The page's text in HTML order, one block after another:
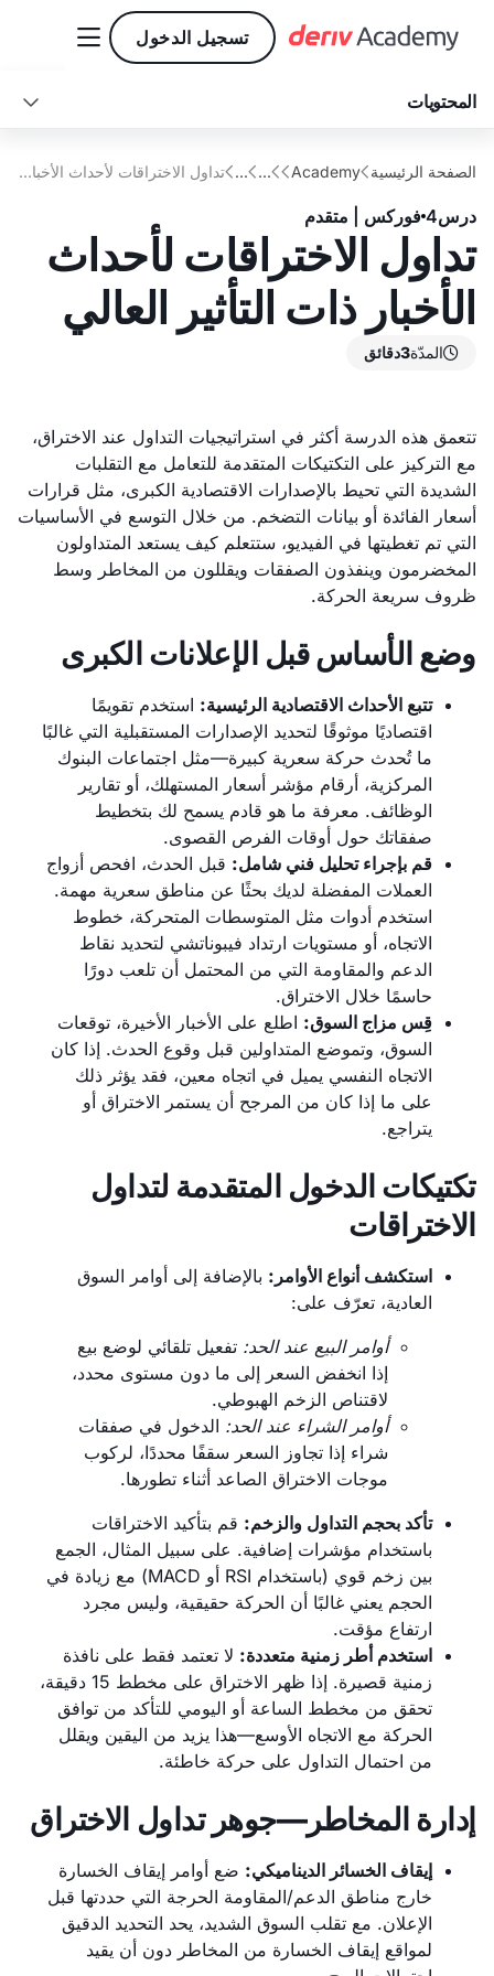
تسجيل الدخول 
الصفحة الرئيسية 
Academy


...

...
 تداول الاختراقات لأحداث الأخبار ذات التأثير العالي
درس4 فوركس | متقدم
تداول الاختراقات لأحداث
الأخبار ذات التأثير العالي
المدّة3دقائق
تتعمق هذه الدرسة أكثر في استراتيجيات التداول عند الاختراق،
مع التركيز على التكتيكات المتقدمة للتعامل مع التقلبات
الشديدة التي تحيط بالإصدارات الاقتصادية الكبرى، مثل قرارات
أسعار الفائدة أو بيانات التضخم. من خلال التوسع في الأساسيات
التي تم تغطيتها في الفيديو، ستتعلم كيف يستعد المتداولون
المخضرمون وينفذون الصفقات ويقللون من المخاطر وسط
ظروف سريعة الحركة.
وضع الأساس قبل الإعلانات الكبرى
تتبع الأحداث الاقتصادية الرئيسية: استخدم تقويمًا
اقتصاديًا موثوقًا لتحديد الإصدارات المستقبلية التي غالبًا
ما تُحدث حركة سعرية كبيرة—مثل اجتماعات البنوك
المركزية، أرقام مؤشر أسعار المستهلك، أو تقارير
الوظائف. معرفة ما هو قادم يسمح لك بتخطيط
صفقاتك حول أوقات الفرص القصوى.
قم بإجراء تحليل فني شامل: قبل الحدث، افحص أزواج
العملات المفضلة لديك بحثًا عن مناطق سعرية مهمة.
استخدم أدوات مثل المتوسطات المتحركة، خطوط
الاتجاه، أو مستويات ارتداد فيبوناتشي لتحديد نقاط
الدعم والمقاومة التي من المحتمل أن تلعب دورًا
حاسمًا خلال الاختراق.
قِس مزاج السوق: اطلع على الأخبار الأخيرة، توقعات
السوق، وتموضع المتداولين قبل وقوع الحدث. إذا كان
الاتجاه النفسي يميل في اتجاه معين، فقد يؤثر ذلك
على ما إذا كان من المرجح أن يستمر الاختراق أو
يتراجع.
تكتيكات الدخول المتقدمة لتداول
الاختراقات
استكشف أنواع الأوامر: بالإضافة إلى أوامر السوق
العادية، تعرّف على:
أوامر البيع عند الحد: تفعيل تلقائي لوضع بيع
إذا انخفض السعر إلى ما دون مستوى محدد،
لاقتناص الزخم الهبوطي.
أوامر الشراء عند الحد: الدخول في صفقات
شراء إذا تجاوز السعر سقفًا محددًا، لركوب
موجات الاختراق الصاعد أثناء تطورها.
تأكد بحجم التداول والزخم: قم بتأكيد الاختراقات
باستخدام مؤشرات إضافية. على سبيل المثال، الجمع
بين زخم قوي (باستخدام RSI أو MACD) مع زيادة في
الحجم يعني غالبًا أن الحركة حقيقية، وليس مجرد
ارتفاع مؤقت.
استخدم أطر زمنية متعددة: لا تعتمد فقط على نافذة
زمنية قصيرة. إذا ظهر الاختراق على مخطط 15 دقيقة،
تحقق من مخطط الساعة أو اليومي للتأكد من توافق
الحركة مع الاتجاه الأوسع—هذا يزيد من اليقين ويقلل
من احتمال التداول على حركة خاطئة.
إدارة المخاطر—جوهر تداول الاختراق
إيقاف الخسائر الديناميكي: ضع أوامر إيقاف الخسارة
خارج مناطق الدعم/المقاومة الحرجة التي حددتها قبل
الإعلان. مع تقلب السوق الشديد، يحد التحديد الدقيق
لمواقع إيقاف الخسارة من المخاطر دون أن يقيد
المحتويات 
وضع الأساس قبل الإعلانات الكبرى
تكتيكات الدخول المتقدمة لتداول الاختراقات
إدارة المخاطر—جوهر تداول الاختراق
الخاتمة: تحقيق النجاح في تداول الاختراقات